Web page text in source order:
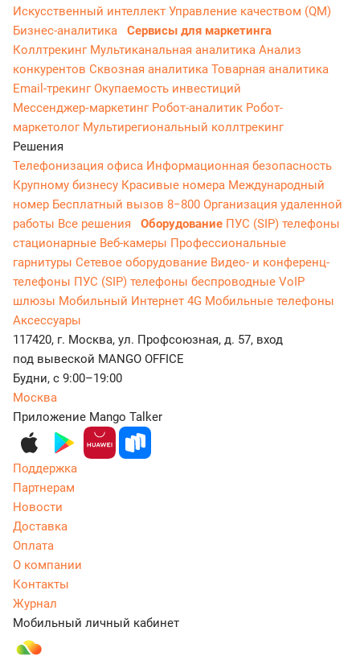
Искусственный интеллект Управление качеством (QM)
Бизнес-аналитика
Сервисы для маркетинга
Коллтрекинг Мультиканальная аналитика Анализ
конкурентов Сквозная аналитика Товарная аналитика
Email-трекингОкупаемость инвестиций
Мессенджер‑маркетинг Робот-аналитик Робот-
маркетолог Мультирегиональный коллтрекинг
Решения
Телефонизация офиса Информационная безопасность
Крупному бизнесу Красивые номера Международный
номер Бесплатный вызов 8−800 Организация удаленной
работы Все решения Оборудование ПУС (SIP) телефоны
стационарные Веб-камеры Профессиональные
гарнитуры Сетевое оборудование Видео- и конференц-
телефоны ПУС (SIP) телефоны беспроводные VoIP
шлюзы Мобильный Интернет 4G Мобильные телефоны
Аксессуары
117420, г. Москва, ул. Профсоюзная, д. 57, вход
под вывеской MANGO OFFICE
Будни, с 9:00–19:00
Москва
Приложение Mango Talker
Поддержка
Партнерам
Новости
Доставка
Оплата
О компании
Контакты
Журнал
Мобильный личный кабинет